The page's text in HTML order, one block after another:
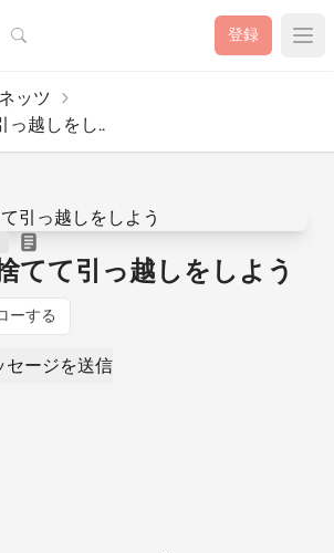
検索 登録
ッツ
っ越しをし..
てて引っ越しをしよう
ーする
セージを送信